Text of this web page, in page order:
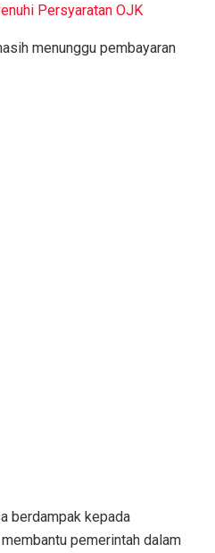
Persyaratan OJK
menunggu pembayaran
berdampak kepada
pemerintah dalam